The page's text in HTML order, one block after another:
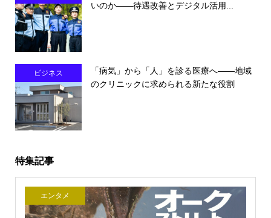
いのか――待遇改善とデジタル活用...
ビジネス
「病気」から「人」を診る医療へ――地域
のクリニックに求められる新たな役割
特集記事
エンタメ